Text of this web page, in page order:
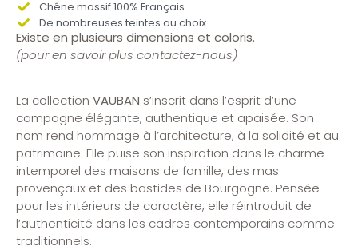
Chêne massif 100% Français
De nombreuses teintes au choix
Existe en plusieurs dimensions et coloris.
(pour en savoir plus contactez-nous)
La collection VAUBAN s’inscrit dans l’esprit d’une
campagne élégante, authentique et apaisée. Son
nom rend hommage à l’architecture, à la solidité et au
patrimoine. Elle puise son inspiration dans le charme
intemporel des maisons de famille, des mas
provençaux et des bastides de Bourgogne. Pensée
pour les intérieurs de caractère, elle réintroduit de
l’authenticité dans les cadres contemporains comme
traditionnels.